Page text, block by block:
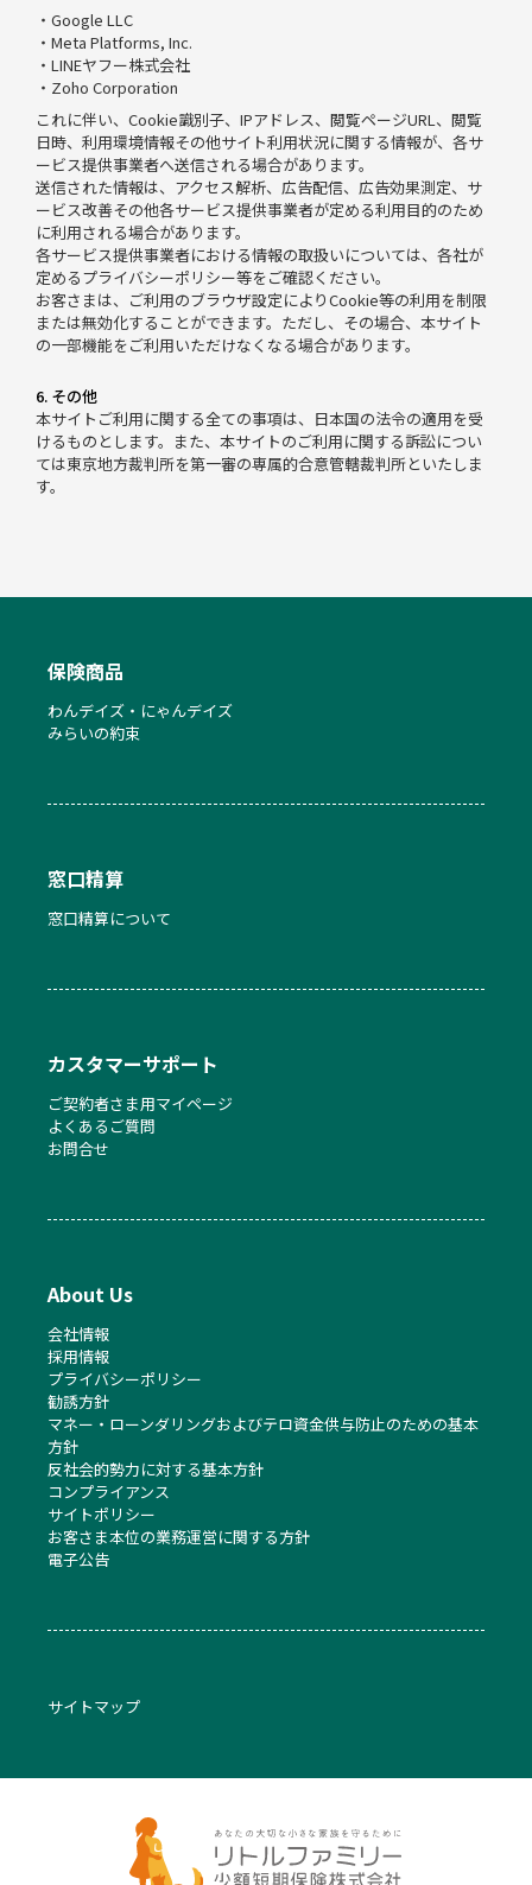
・Google LLC
・Meta Platforms, Inc.
・LINEヤフー株式会社
・Zoho Corporation
これに伴い、Cookie識別子、IPアドレス、閲覧ページURL、閲覧
日時、利用環境情報その他サイト利用状況に関する情報が、各サ
ービス提供事業者へ送信される場合があります。
送信された情報は、アクセス解析、広告配信、広告効果測定、サ
ービス改善その他各サービス提供事業者が定める利用目的のため
に利用される場合があります。
各サービス提供事業者における情報の取扱いについては、各社が
定めるプライバシーポリシー等をご確認ください。
お客さまは、ご利用のブラウザ設定によりCookie等の利用を制限
または無効化することができます。ただし、その場合、本サイト
の一部機能をご利用いただけなくなる場合があります。
6. その他
本サイトご利用に関する全ての事項は、日本国の法令の適用を受
けるものとします。また、本サイトのご利用に関する訴訟につい
ては東京地方裁判所を第一審の専属的合意管轄裁判所といたしま
す。
保険商品
わんデイズ・にゃんデイズ
みらいの約束
窓口精算
窓口精算について
カスタマーサポート
ご契約者さま用マイページ
よくあるご質問
お問合せ
About Us
会社情報
採用情報
プライバシーポリシー
勧誘方針
マネー・ローンダリングおよびテロ資金供与防止のための基本
方針
反社会的勢力に対する基本方針
コンプライアンス
サイトポリシー
お客さま本位の業務運営に関する方針
電子公告
サイトマップ